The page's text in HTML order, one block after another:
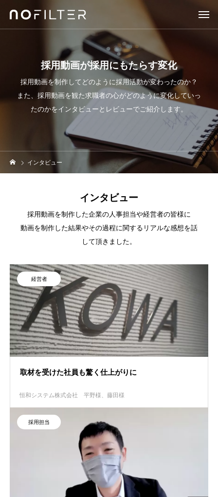
採用動画が採用にもたらす変化
採用動画を制作してどのように採用活動が変わったのか？
また、採用動画を観た求職者の心がどのように変化していっ
たのかをインタビューとレビューでご紹介します。
インタビュー
インタビュー
採用動画を制作した企業の人事担当や経営者の皆様に
動画を制作した結果やその過程に関するリアルな感想を話
して頂きました。
経営者
取材を受けた社員も驚く仕上がりに
恒和システム株式会社 平野様、藤田様
採用担当